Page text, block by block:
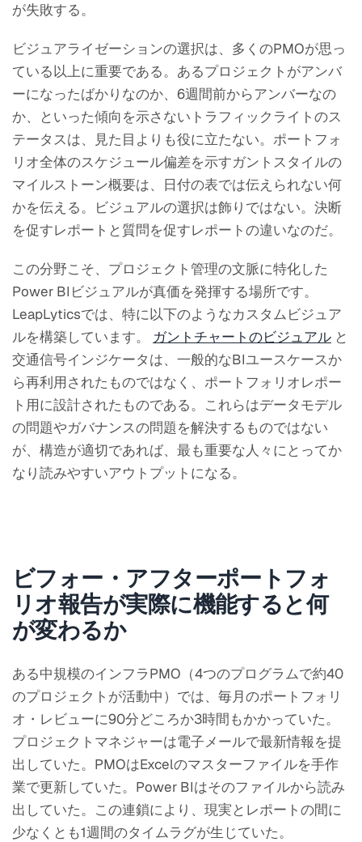
が失敗する。
ビジュアライゼーションの選択は、多くのPMOが思っ
ている以上に重要である。あるプロジェクトがアンバ
ーになったばかりなのか、6週間前からアンバーなの
か、といった傾向を示さないトラフィックライトのス
テータスは、見た目よりも役に立たない。ポートフォ
リオ全体のスケジュール偏差を示すガントスタイルの
マイルストーン概要は、日付の表では伝えられない何
かを伝える。ビジュアルの選択は飾りではない。決断
を促すレポートと質問を促すレポートの違いなのだ。
この分野こそ、プロジェクト管理の文脈に特化した
Power BIビジュアルが真価を発揮する場所です。
LeapLyticsでは、特に以下のようなカスタムビジュア
ルを構築しています。 ガントチャートのビジュアル と
交通信号インジケータは、一般的なBIユースケースか
ら再利用されたものではなく、ポートフォリオレポー
ト用に設計されたものである。これらはデータモデル
の問題やガバナンスの問題を解決するものではない
が、構造が適切であれば、最も重要な人々にとってか
なり読みやすいアウトプットになる。
ビフォー・アフターポートフォ
リオ報告が実際に機能すると何
が変わるか
ある中規模のインフラPMO（4つのプログラムで約40
のプロジェクトが活動中）では、毎月のポートフォリ
オ・レビューに90分どころか3時間もかかっていた。
プロジェクトマネジャーは電子メールで最新情報を提
出していた。PMOはExcelのマスターファイルを手作
業で更新していた。Power BIはそのファイルから読み
出していた。この連鎖により、現実とレポートの間に
少なくとも1週間のタイムラグが生じていた。